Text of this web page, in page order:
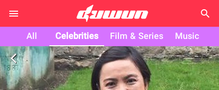
search
All Celebrities Film & Series Music
arrow_back_ios